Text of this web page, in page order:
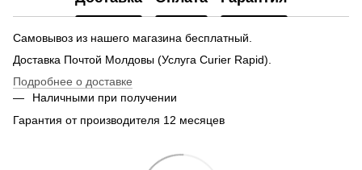
Самовывоз из нашего магазина бесплатный.
Доставка Почтой Молдовы (Услуга Curier Rapid).
Подробнее о доставке
Наличными при получении
Гарантия от производителя 12 месяцев